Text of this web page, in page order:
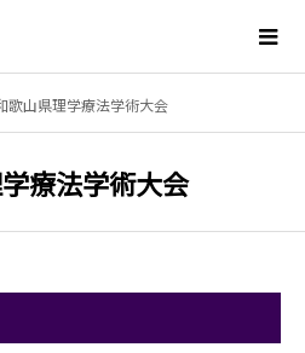
歌山県理学療法学術大会
療法学術大会